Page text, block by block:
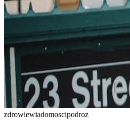
zdrowiewiadomoscipodroz